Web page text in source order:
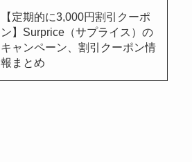
【定期的に3,000円割引クーポ
ン】Surprice（サプライス）の
キャンペーン、割引クーポン情
報まとめ